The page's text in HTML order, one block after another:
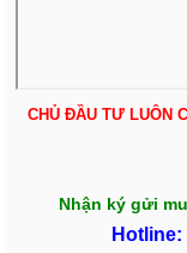
CHỦ ĐẦU TƯ LUÔN
Nhận ký gửi
Hotline: